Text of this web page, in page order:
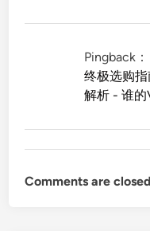
Pingback
终极选购
解析 - 谁的
Comments are